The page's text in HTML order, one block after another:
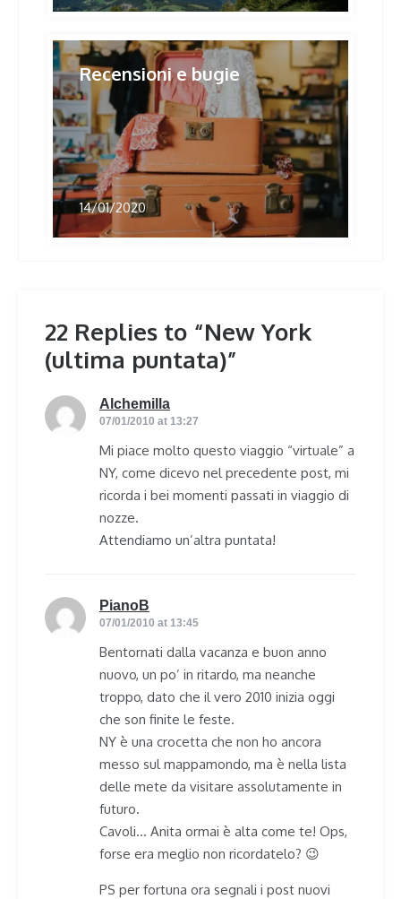
Recensioni e bugie
14/01/2020
22 Replies to “New York
(ultima puntata)”
Alchemilla
07/01/2010 at 13:27
Mi piace molto questo viaggio “virtuale” a
NY, come dicevo nel precedente post, mi
ricorda i bei momenti passati in viaggio di
nozze.
Attendiamo un’altra puntata!
PianoB
07/01/2010 at 13:45
Bentornati dalla vacanza e buon anno
nuovo, un po’ in ritardo, ma neanche
troppo, dato che il vero 2010 inizia oggi
che son finite le feste.
NY è una crocetta che non ho ancora
messo sul mappamondo, ma è nella lista
delle mete da visitare assolutamente in
futuro.
Cavoli… Anita ormai è alta come te! Ops,
forse era meglio non ricordatelo? 😉
PS per fortuna ora segnali i post nuovi